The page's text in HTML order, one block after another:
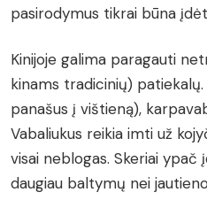
pasirodymus tikrai būna
Kinijoje galima paragauti
kinams tradicinių)
panašus į vištieną),
Vabaliukus reikia imti už
visai neblogas. Skeriai ypač
daugiau baltymų nei